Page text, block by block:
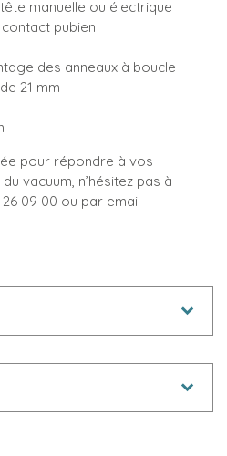
manuelle ou électrique
pubien
des anneaux à boucle
21 mm
pour répondre à vos
vacuum, n’hésitez pas à
09 00 ou par email